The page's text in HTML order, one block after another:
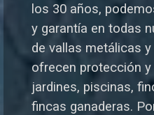
los 30 años,
y garantía en todas
de vallas metálicas
ofrecen protección
jardines, piscinas,
fincas ganaderas.